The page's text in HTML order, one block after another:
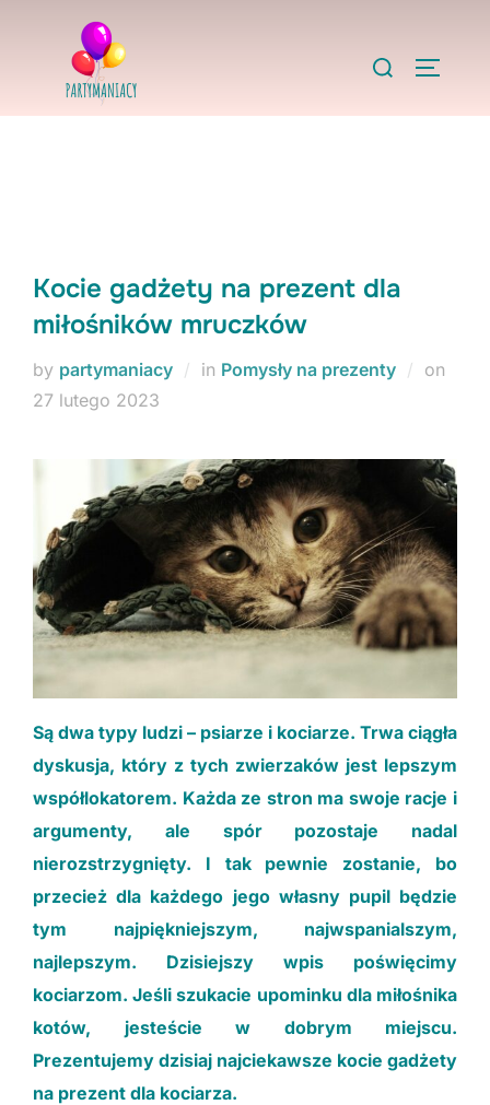
Search
Kocie gadżety na prezent dla
miłośników mruczków
by partymaniacy in Pomysły na prezenty on
27 lutego 2023
Są dwa typy ludzi – psiarze i kociarze. Trwa ciągła
dyskusja, który z tych zwierzaków jest lepszym
współlokatorem. Każda ze stron ma swoje racje i
argumenty, ale spór pozostaje nadal
nierozstrzygnięty. I tak pewnie zostanie, bo
przecież dla każdego jego własny pupil będzie
tym najpiękniejszym, najwspanialszym,
najlepszym. Dzisiejszy wpis poświęcimy
kociarzom. Jeśli szukacie upominku dla miłośnika
kotów, jesteście w dobrym miejscu.
Prezentujemy dzisiaj najciekawsze kocie gadżety
na prezent dla kociarza.
Niezbędne
Te ciasteczka
nie są
strony.
Statystyki
Potrzebujemy
tych
stale polepszać
funkcjonalności
naszej strony.
Doświadczenia
Aby nasza strona
działała jak